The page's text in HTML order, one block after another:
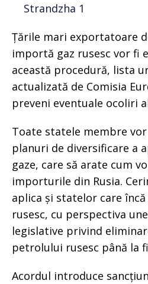
Strandzha 1
Țările mari exportatoare
importă gaz rusesc vor fi
această procedură, lista
actualizată de Comisia
preveni eventuale ocoliri
Toate statele membre
planuri de diversificare a
gaze, care să arate cum
importurile din Rusia.
aplica și statelor care
rusesc, cu perspectiva
legislative privind
petrolului rusesc până la
Acordul introduce